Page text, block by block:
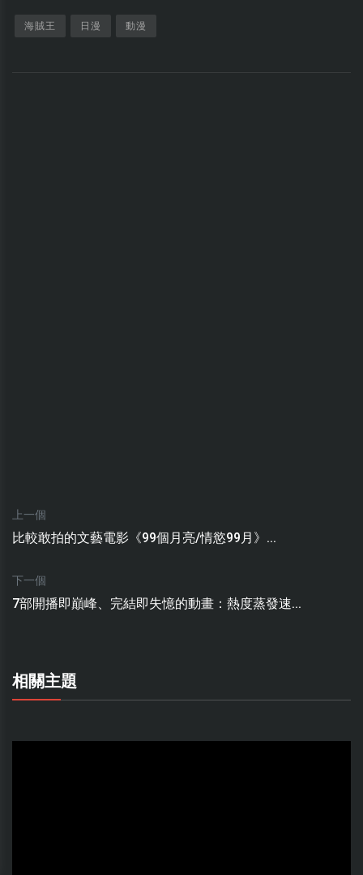
海賊王 日漫 動漫
上一個
比較敢拍的文藝電影《99個月亮/情慾99月》...
下一個
7部開播即巔峰、完結即失憶的動畫：熱度蒸發速...
相關主題